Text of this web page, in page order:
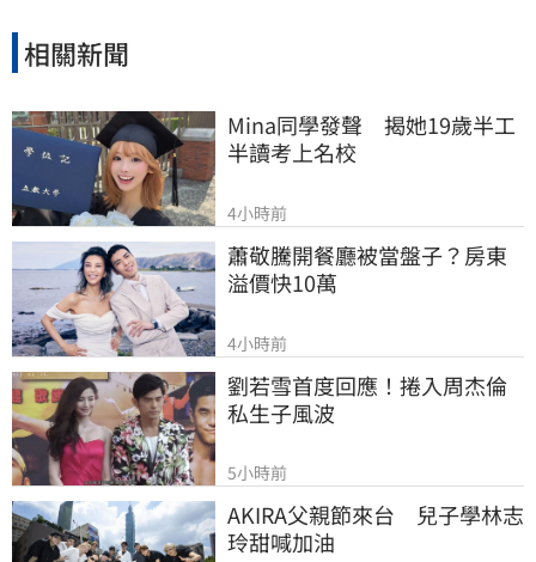
相關新聞
Mina同學發聲　揭她19歲半工
半讀考上名校
4小時前
蕭敬騰開餐廳被當盤子？房東
溢價快10萬
4小時前
劉若雪首度回應！捲入周杰倫
私生子風波
5小時前
AKIRA父親節來台　兒子學林志
玲甜喊加油